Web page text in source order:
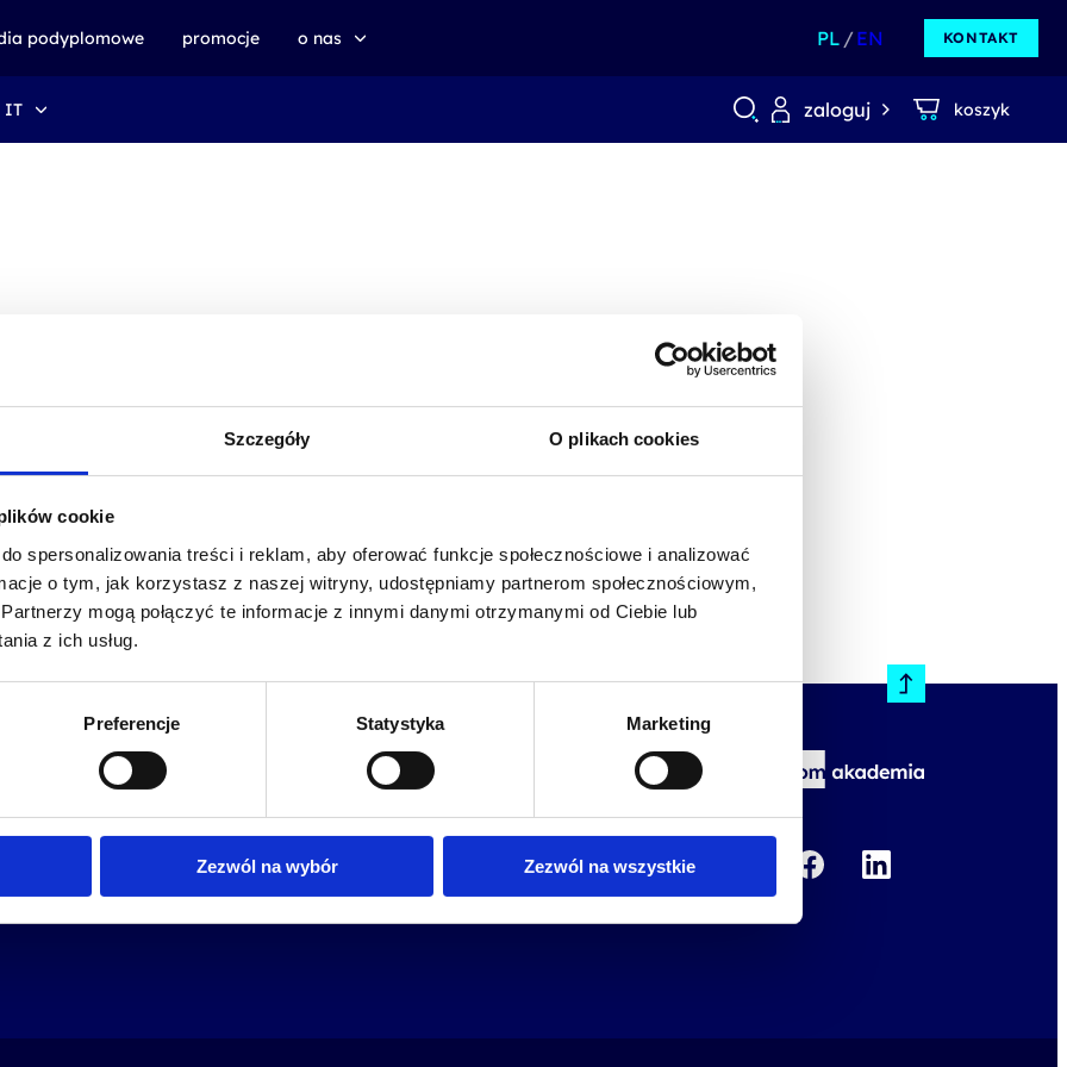
Szczegóły O plikach cookies
cookie
spersonalizowania treści i reklam, aby oferować funkcje społecznościowe i analizować
o tym, jak korzystasz z naszej witryny, udostępniamy partnerom społecznościowym,
mogą połączyć te informacje z innymi danymi otrzymanymi od Ciebie lub
z ich usług.
Preferencje Statystyka Marketing
Zezwól na wybór Zezwól na wszystkie
podyplomowe promocje o nas PL EN KONTAKT
IT zaloguj koszyk
oferta
speexx
udemy business
o szkoleniach
o egzaminach
o Altkom Akademii
zrównoważony rozwój
kariera